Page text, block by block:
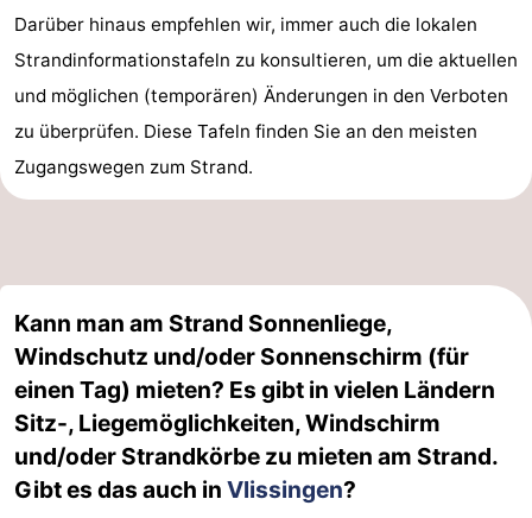
Darüber hinaus empfehlen wir, immer auch die lokalen
Strandinformationstafeln zu konsultieren, um die aktuellen
und möglichen (temporären) Änderungen in den Verboten
zu überprüfen. Diese Tafeln finden Sie an den meisten
Zugangswegen zum Strand.
Kann man am Strand Sonnenliege,
Windschutz und/oder Sonnenschirm (für
einen Tag) mieten? Es gibt in vielen Ländern
Sitz-, Liegemöglichkeiten, Windschirm
und/oder Strandkörbe zu mieten am Strand.
Gibt es das auch in Vlissingen?